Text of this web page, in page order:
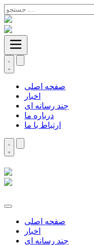
صفحه اصلی
اخبار
چند رسانه ای
درباره ما
ارتباط با ما
صفحه اصلی
اخبار
چند رسانه ای